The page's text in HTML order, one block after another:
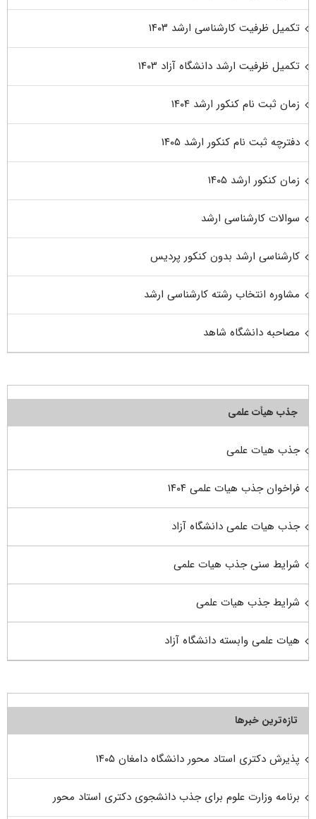
تکمیل ظرفیت کارشناسی ارشد ۱۴۰۳
تکمیل ظرفیت ارشد دانشگاه آزاد ۱۴۰۳
زمان ثبت نام کنکور ارشد ۱۴۰۴
دفترچه ثبت نام کنکور ارشد ۱۴۰۵
زمان کنکور ارشد ۱۴۰۵
سوالات کارشناسی ارشد
کارشناسی ارشد بدون کنکور پردیس
مشاوره انتخاب رشته کارشناسی ارشد
مصاحبه دانشگاه شاهد
جذب هیأت علمی
جذب هیات علمی
فراخوان جذب هیات علمی ۱۴۰۴
جذب هیات علمی دانشگاه آزاد
شرایط سنی جذب هیات علمی
شرایط جذب هیات علمی
هیات علمی وابسته دانشگاه آزاد
تازه‌ترین خبرها
پذیرش دکتری استاد محور دانشگاه دامغان ۱۴۰۵
برنامه وزارت علوم برای جذب دانشجوی دکتری استاد محور